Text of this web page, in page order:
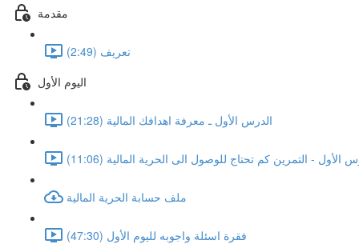
مقدمة
تعريف (2:49)
اليوم الأول
الدرس الأول ـ معرفة اهدافك المالية (21:28)
الأول - التمرين كم تحتاج للوصول الى الحرية المالية (11:06)
ملف حسابة الحرية المالية
فقرة اسئلة واجوبه لليوم الأول (47:30)